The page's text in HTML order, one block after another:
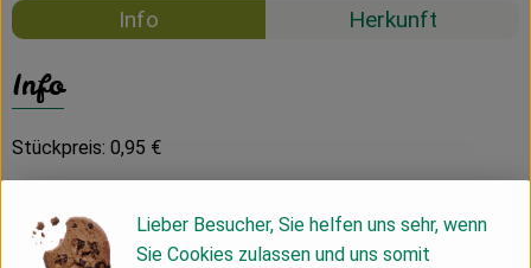
Info Herkunft
Info
Stückpreis: 0,95 €
Zutaten: Dinkelmehl 630 (eine Weizenart) 61%, Roggenmehl
1150, Wasser 36%, Rapsöl 2%, Gerstenmalz 1%, Steinsalz
Lieber Besucher, Sie helfen uns sehr, wenn
Sie Cookies zulassen und uns somit